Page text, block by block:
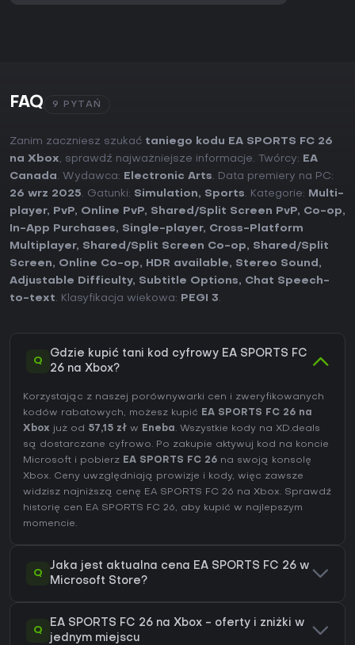
FAQ 9 PYTAŃ
Zanim zaczniesz szukać taniego kodu EA SPORTS FC 26
na Xbox, sprawdź najważniejsze informacje. Twórcy:
EA
Canada. Wydawca: Electronic Arts. Data premiery na PC:
26 wrz 2025. Gatunki: Simulation, Sports. Kategorie:
Multi-
player, PvP, Online PvP, Shared/Split Screen PvP, Co-op,
In-App Purchases, Single-player, Cross-Platform
Multiplayer, Shared/Split Screen Co-op, Shared/Split
Screen, Online Co-op, HDR available, Stereo Sound ,
Adjustable Difficulty, Subtitle Options, Chat Speech-
to-text. Klasyfikacja wiekowa: PEGI 3.
Q
Gdzie kupić tani kod cyfrowy EA SPORTS FC
26 na Xbox?
Korzystając z naszej porównywarki cen i zweryfikowanych
kodów rabatowych, możesz kupić EA SPORTS FC 26 na
Xbox już od 57,15 zł w Eneba . Wszystkie kody na XD.deals
są dostarczane cyfrowo. Po zakupie aktywuj kod na koncie
Microsoft i pobierz EA SPORTS FC 26 na swoją konsolę
Xbox. Ceny uwzględniają prowizje i kody, więc zawsze
widzisz najniższą cenę EA SPORTS FC 26 na Xbox. Sprawdź
historię cen EA SPORTS FC 26, aby kupić w najlepszym
momencie.
Q
Jaka jest aktualna cena EA SPORTS FC 26 w
Microsoft Store?
Q
EA SPORTS FC 26 na Xbox - oferty i zniżki w
jednym miejscu